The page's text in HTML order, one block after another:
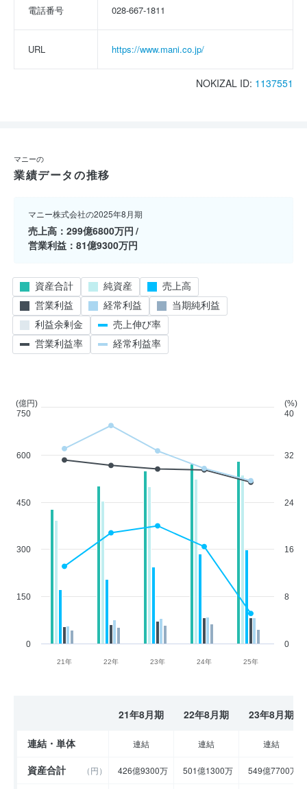
電話番号 028-667-1811
URL https://www.mani.co.jp/
NOKIZAL ID: 1137551
マニーの
業績データの推移
マニー株式会社の2025年8月期
売上高
299億6800万円
営業利益
81億9300万円
21年 22年 23年 24年 25年
0
150
300
450
600
(億円)
750
0
8
16
24
32
(%)
40
資産合計 純資産
売上高
営業利益
経常利益
当期純利益
利益余剰金
売上伸び率
営業利益率
経常利益率
21年8月期 22年8月期 23年8月期
連結・単体 連結 連結 連結
資産合計 （円） 426億9300万 501億1300万 549億7700万